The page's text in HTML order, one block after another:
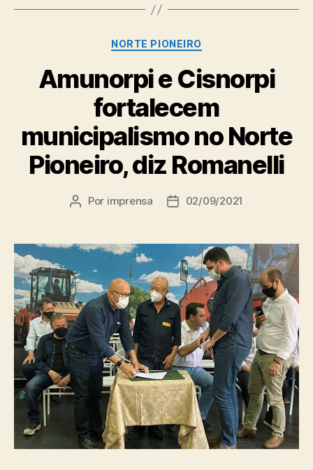
Categorias
NORTE PIONEIRO
Amunorpi e Cisnorpi
fortalecem
municipalismo no Norte
Pioneiro, diz Romanelli
Autor
Por imprensa
Data02/09/2021